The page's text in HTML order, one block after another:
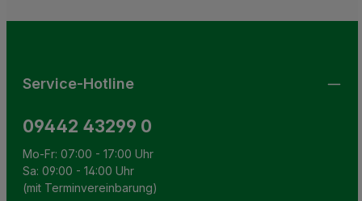
Service-Hotline
09442 43299 0
Mo-Fr: 07:00 - 17:00 Uhr
Sa: 09:00 - 14:00 Uhr
(mit Terminvereinbarung)